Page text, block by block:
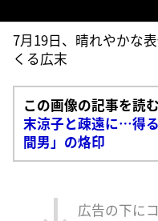
7月19日、晴れやかな
くる広末
この画像の記事を読む
末涼子と疎遠に…得
間男」の烙印
広告の下に